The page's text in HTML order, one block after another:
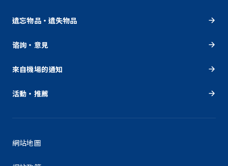
遺忘物品・遺失物品
谘詢・意見
來自機場的通知
活動・推薦
網站地圖